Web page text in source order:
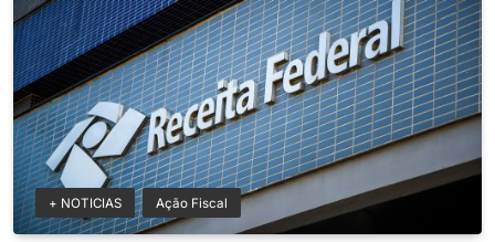
+ NOTICIAS Ação Fiscal